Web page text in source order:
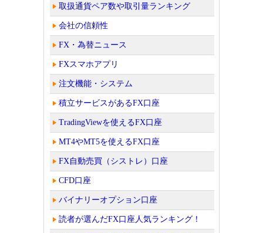
取扱通貨ペア数や取引量ランキング
会社の信頼性
FX・為替ニュース
FXスマホアプリ
注文機能・システム
積立サービスがあるFX口座
TradingViewを使えるFX口座
MT4やMT5を使えるFX口座
FX自動売買（シストレ）口座
CFD口座
バイナリーオプション口座
読者が選んだFX口座人気ランキング！